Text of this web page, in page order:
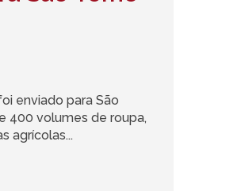
enviado para São
400 volumes de roupa,
agrícolas...